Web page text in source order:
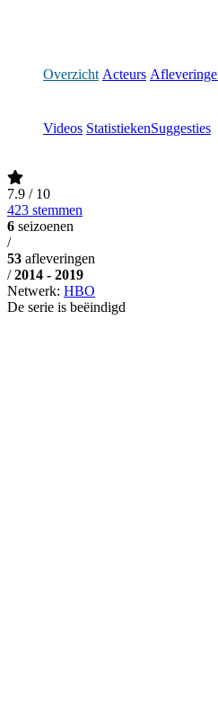
Overzicht Acteurs
Videos StatistiekenSuggesties
7.9 / 10
423 stemmen
6 seizoenen
/
53 afleveringen
/ 2014 - 2019
Netwerk: HBO
De serie is beëindigd